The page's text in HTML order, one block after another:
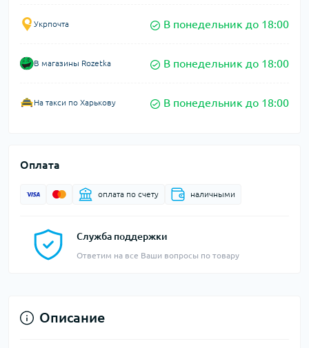
Укрпочта В понедельник до 18:00
В магазины Rozetka В понедельник до 18:00
На такси по Харькову В понедельник до 18:00
Оплата
оплата по счету наличными
Служба поддержки
Ответим на все Ваши вопросы по товару
Описание